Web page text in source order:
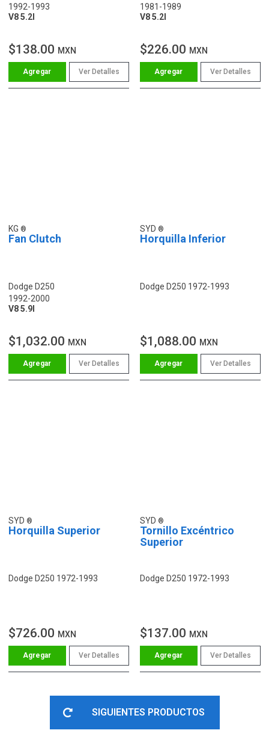
1992-1993
V8 5.2l
$138.00 MXN
Ver Detalles
1981-1989
V8 5.2l
$226.00 MXN
Ver Detalles
KG
Fan Clutch
Dodge D250
1992-2000
V8 5.9l
$1,032.00 MXN
Ver Detalles
SYD
Horquilla Inferior
Dodge D250 1972-1993
$1,088.00 MXN
Ver Detalles
SYD
Horquilla Superior
Dodge D250 1972-1993
$726.00 MXN
Ver Detalles
SYD
Tornillo Excéntrico
Superior
Dodge D250 1972-1993
$137.00 MXN
Ver Detalles
SIGUIENTES PRODUCTOS